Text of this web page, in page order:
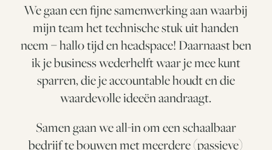
We gaan een fijne samenwerking aan waarbij
mijn team het technische stuk uit handen
neem – hallo tijd en headspace! Daarnaast ben
ik je business wederhelft waar je mee kunt
sparren, die je accountable houdt en die
waardevolle ideeën aandraagt.
Samen gaan we all-in om een schaalbaar
bedrijf te bouwen met meerdere (passieve)